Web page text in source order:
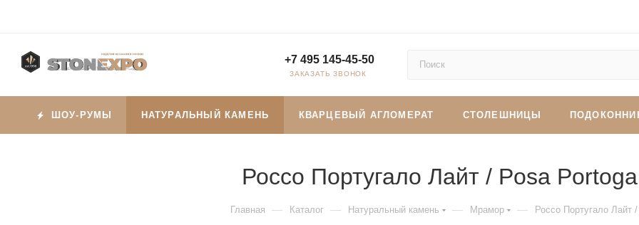
+7 495 145-45-50
ЗАКАЗАТЬ ЗВОНОК
ШОУ-РУМЫ НАТУРАЛЬНЫЙ КАМЕНЬ КВАРЦЕВЫЙ АГЛОМЕРАТ СТОЛЕШНИЦЫ
Россо Португало Лайт / Posa
Главная — Каталог — Натуральный камень — Мрамор — Россо Португало Лайт